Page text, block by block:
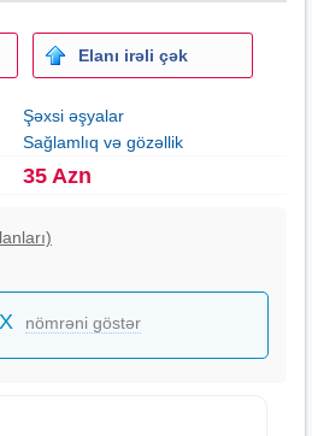
Elanı irəli çək
Şəxsi əşyalar
Sağlamlıq və gözəllik
35 Azn
nömrəni göstər